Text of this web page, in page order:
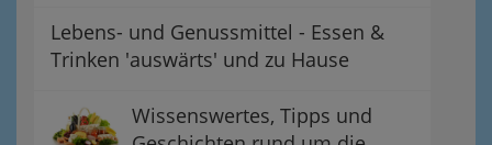
Lebens- und Genussmittel - Essen &
Trinken 'auswärts' und zu Hause
Wissenswertes, Tipps und